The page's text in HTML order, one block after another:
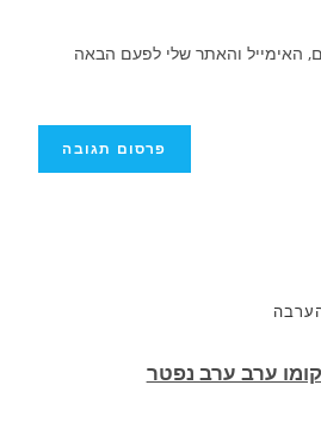
האימייל והאתר שלי לפעם הבאה
חלל צה"ל שנפל בלבנון.